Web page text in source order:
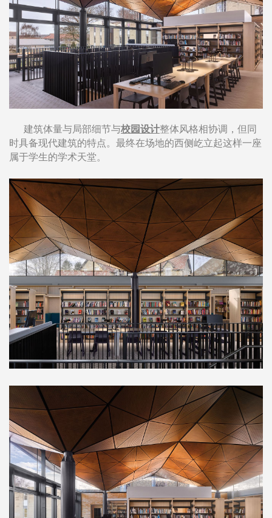
建筑体量与局部细节与校园设计整体风格相协调，但同
时具备现代建筑的特点。最终在场地的西侧屹立起这样一座
属于学生的学术天堂。